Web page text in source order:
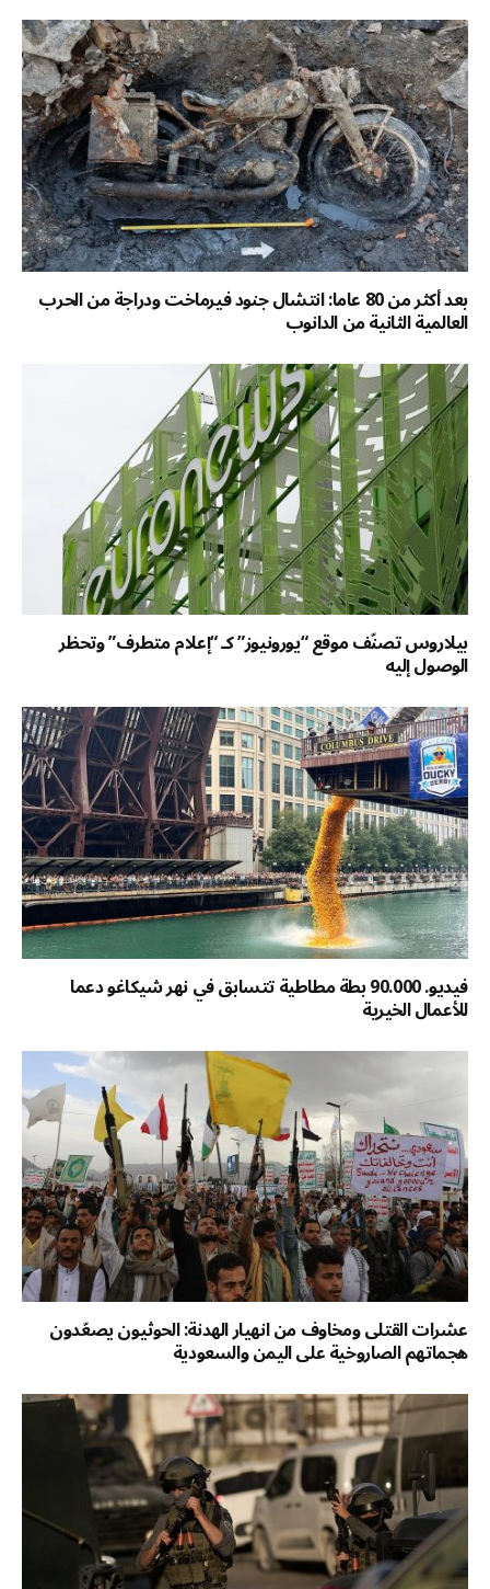
بعد أكثر من 80 عاما: انتشال جنود فيرماخت ودراجة من الحرب
العالمية الثانية من الدانوب
بيلاروس تصنّف موقع “يورونيوز” كـ “إعلام متطرف” وتحظر
الوصول إليه
فيديو. 90.000 بطة مطاطية تتسابق في نهر شيكاغو دعما
للأعمال الخيرية
عشرات القتلى ومخاوف من انهيار الهدنة: الحوثيون يصعّدون
هجماتهم الصاروخية على اليمن والسعودية